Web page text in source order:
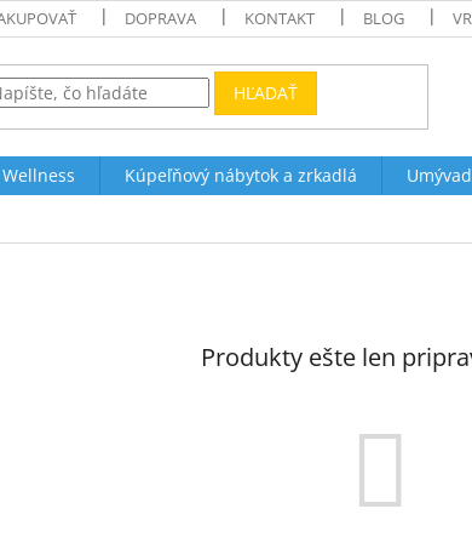
DOPRAVA KONTAKT BLOG
HĽADAŤ
Wellness Kúpeľňový nábytok a zrkadlá
Produkty ešte len